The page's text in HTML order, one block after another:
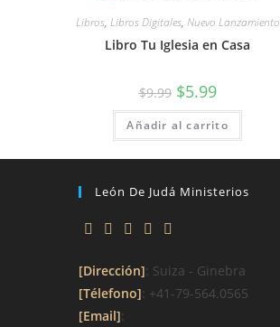
Libros, Libros Digitales, Nuevo Lanzamiento
Libro Tu Iglesia en Casa
$9.99 $5.99
Añadir al carrito
León De Judá Ministerios
[Dirección]: Suiza - Ginebra
[Télefono]: +41-79-564.0565
[Email]: